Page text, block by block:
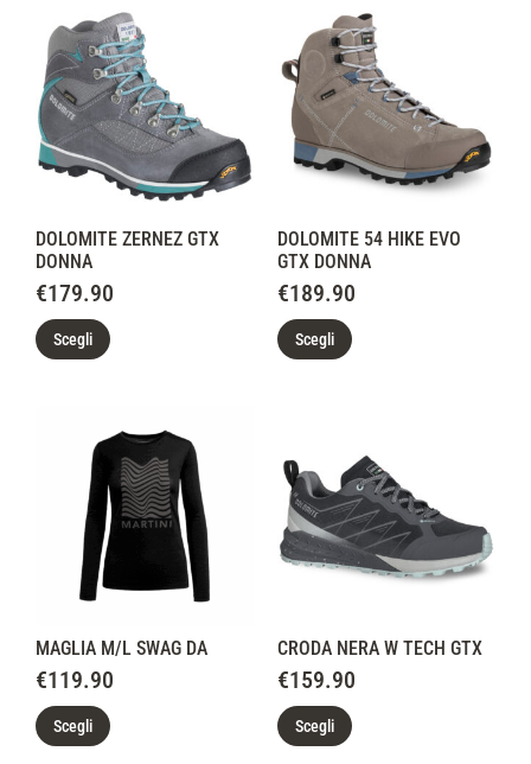
DOLOMITE ZERNEZ GTX
DONNA
€179.90
Scegli
DOLOMITE 54 HIKE EVO
GTX DONNA
€189.90
Scegli
MAGLIA M/L SWAG DA
€119.90
Scegli
CRODA NERA W TECH GTX
€159.90
Scegli